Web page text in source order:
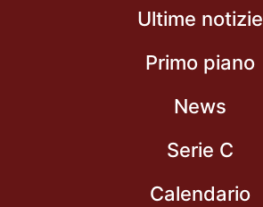
Ultime notizie
Primo piano
News
Serie C
Calendario